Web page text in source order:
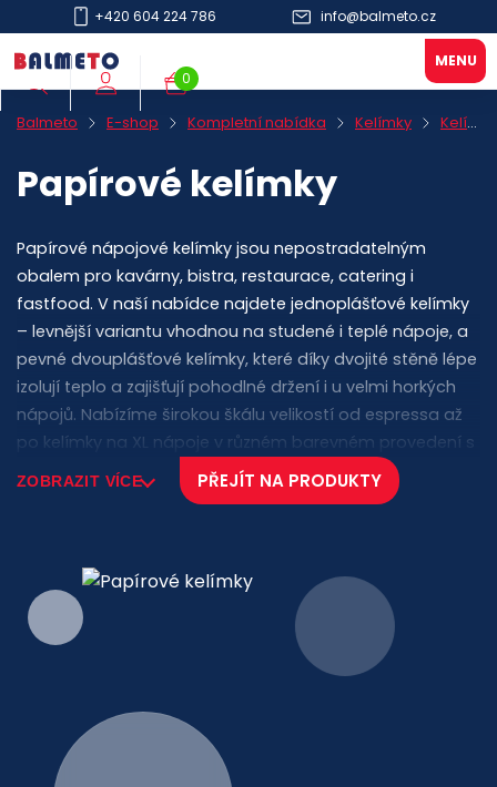
+420 604 224 786 info@balmeto.cz
0
Balmeto E-shop Kompletní nabídka Kelímky Kelímky nápojové
Papírové kelímky
Papírové nápojové kelímky jsou nepostradatelným
obalem pro kavárny, bistra, restaurace, catering i
fastfood. V naší nabídce najdete jednoplášťové kelímky
– levnější variantu vhodnou na studené i teplé nápoje, a
pevné dvouplášťové kelímky, které díky dvojité stěně lépe
izolují teplo a zajišťují pohodlné držení i u velmi horkých
nápojů. Nabízíme širokou škálu velikostí od espressa až
po kelímky na XL nápoje v různém barevném provedení s
různými standardními potisky či bez. Možnost vlastního
potisku vaším logem nebo grafikou je u nás
papírové kelímky spojují praktičnost, moderní design i
šetrnost k životnímu prostředí. Díky možnosti vlastního
potisku se navíc stávají účinným marketingovým
nástrojem pro podporu vaší značky.
ZOBRAZIT VÍCE PŘEJÍT NA PRODUKTY